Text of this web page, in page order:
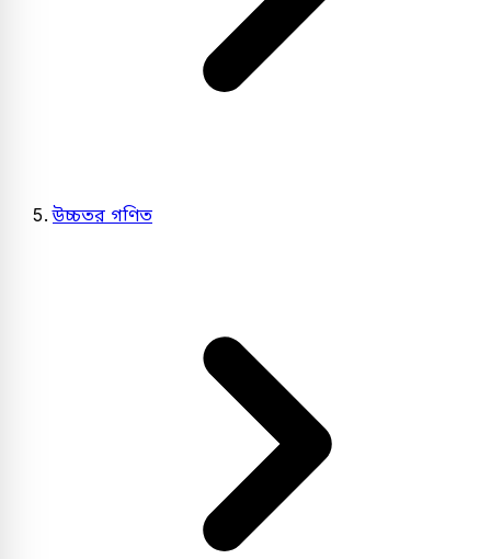
উচ্চতর গণিত